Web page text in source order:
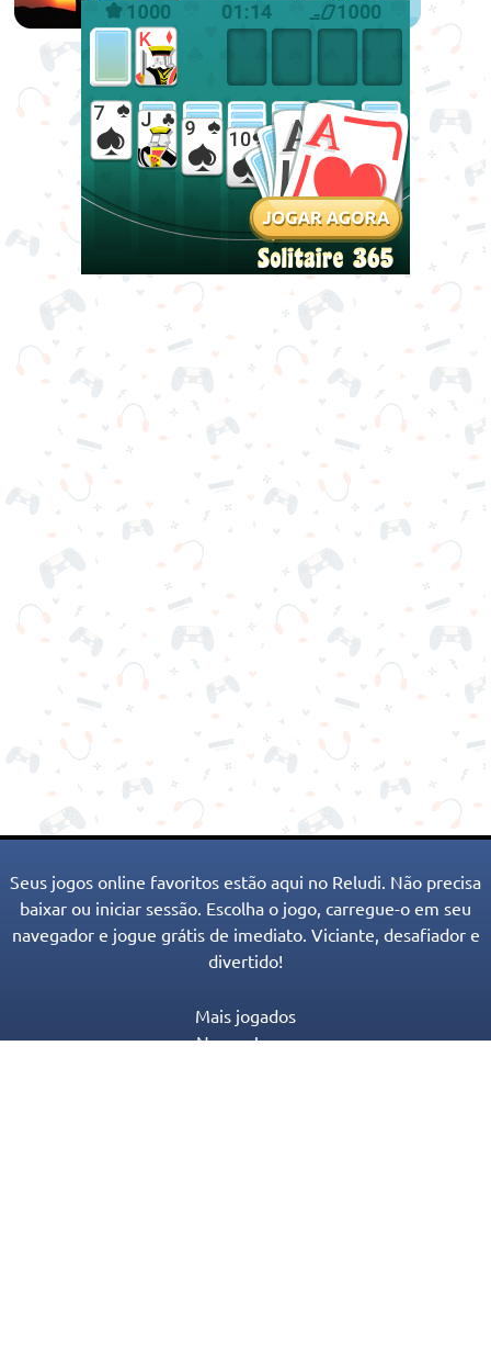
Seus jogos online favoritos estão aqui no Reludi. Não precisa
baixar ou iniciar sessão. Escolha o jogo, carregue-o em seu
navegador e jogue grátis de imediato. Viciante, desafiador e
divertido!
Mais jogados
Novos Jogos